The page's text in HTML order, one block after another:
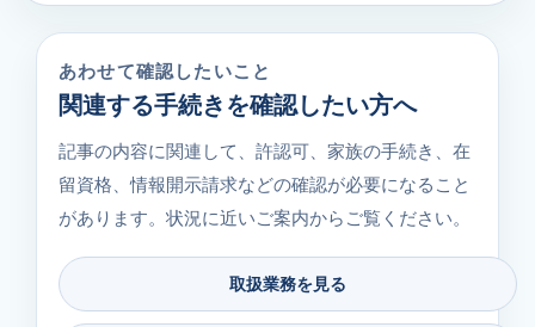
あわせて確認したいこと
関連する手続きを確認したい方へ
記事の内容に関連して、許認可、家族の手続き、在
留資格、情報開示請求などの確認が必要になること
があります。状況に近いご案内からご覧ください。
取扱業務を見る